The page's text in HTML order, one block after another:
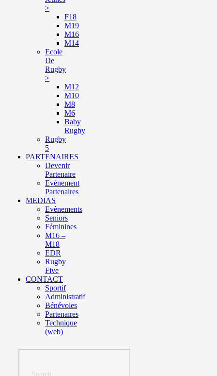
>
F18
M19
M16
M14
Ecole
De
Rugby
>
M12
M10
M8
M6
Baby
Rugby
Rugby
5
PARTENAIRES
Devenir
Partenaire
Evénement
Partenaires
MEDIAS
Evènements
Seniors
Féminines
M16 –
M18
EDR
Rugby
Five
CONTACT
Sportif
Administratif
Bénévoles
Partenaires
Technique
(web)